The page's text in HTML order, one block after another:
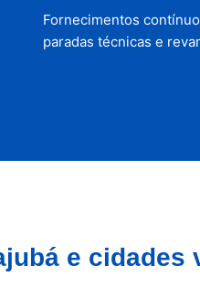
Fornecimentos
paradas técnicas e
e cidades